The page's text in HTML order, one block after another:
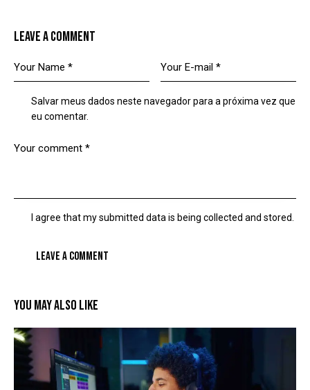
LEAVE A COMMENT
Salvar meus dados neste navegador para a próxima vez que
eu comentar.
I agree that my submitted data is being collected and stored.
YOU MAY ALSO LIKE